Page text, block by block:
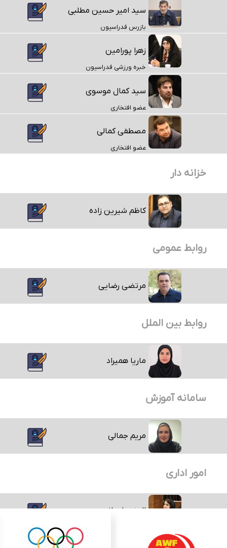
سید امیر حسین مطلبی
بازرس فدراسیون
زهرا پورامین
خبره ورزشی فدراسیون
سید کمال موسوی
عضو افتخاری
مصطفی کمالی
عضو افتخاری
خزانه دار
کاظم شیرین زاده
روابط عمومی
مرتضی رضایی
روابط بین الملل
ماریا همیراد
سامانه آموزش
مریم جمالی
امور اداری
الهه سلیمانی